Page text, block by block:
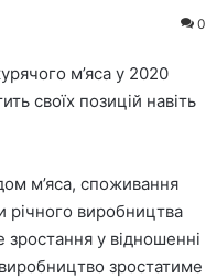
0
м’яса у 2020
своїх позицій навіть
м’яса, споживання
річного виробництва
у відношенні
зростатиме